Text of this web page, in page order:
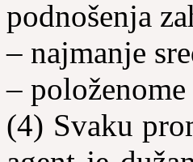
podnošenja
– najmanje
–
(4) Svaku